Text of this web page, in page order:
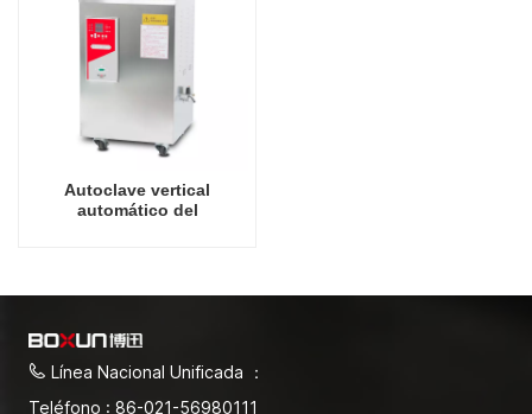
Autoclave vertical
automático del
Línea Nacional Unificada ：
Teléfono : 86-021-56980111